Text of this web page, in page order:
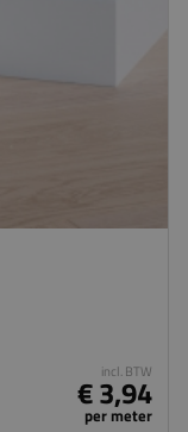
incl. BTW
€ 3,94
per meter